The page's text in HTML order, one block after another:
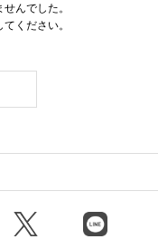
んでした。
ください。
X（旧Twitter） LINE